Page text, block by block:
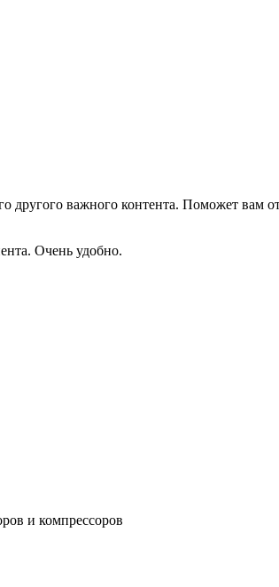
важного контента. Поможет вам
Очень удобно.
и компрессоров